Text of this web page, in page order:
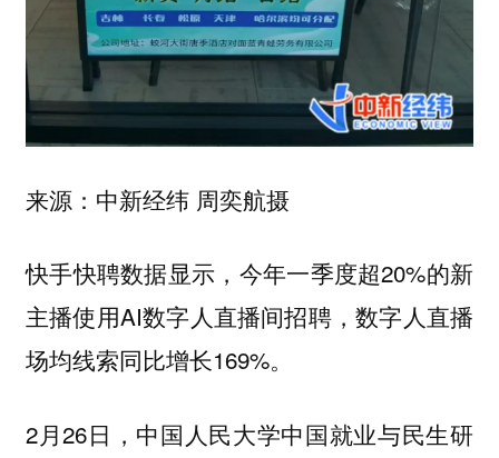
来源：中新经纬 周奕航摄
快手快聘数据显示，今年一季度超20%的新
主播使用AI数字人直播间招聘，数字人直播
场均线索同比增长169%。
2月26日，中国人民大学中国就业与民生研